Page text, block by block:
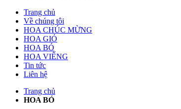
Trang chủ
Về chúng tôi
HOA CHÚC MỪNG
HOA GIỎ
HOA BÓ
HOA VIẾNG
Tin tức
Liên hệ
Trang chủ
HOA BÓ